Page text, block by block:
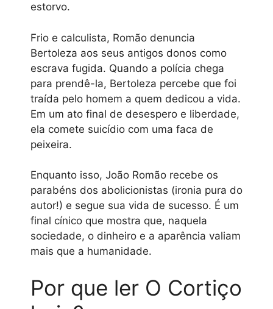
estorvo.
Frio e calculista, Romão denuncia
Bertoleza aos seus antigos donos como
escrava fugida. Quando a polícia chega
para prendê-la, Bertoleza percebe que foi
traída pelo homem a quem dedicou a vida.
Em um ato final de desespero e liberdade,
ela comete suicídio com uma faca de
peixeira.
Enquanto isso, João Romão recebe os
parabéns dos abolicionistas (ironia pura do
autor!) e segue sua vida de sucesso. É um
final cínico que mostra que, naquela
sociedade, o dinheiro e a aparência valiam
mais que a humanidade.
Por que ler O Cortiço